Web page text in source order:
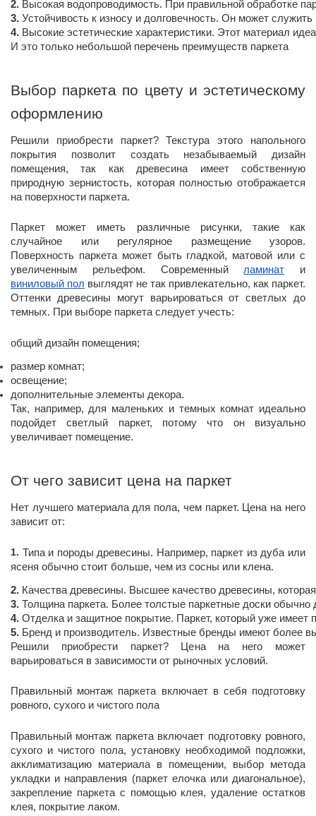
Высокая водопроводимость. При правильной обработке
Устойчивость к износу и долговечность. Он может
Высокие эстетические характеристики. Этот материал
И это только небольшой перечень преимуществ паркета
Выбор паркета по цвету и эстетическому
оформлению
Решили приобрести паркет? Текстура этого напольного
покрытия позволит создать незабываемый дизайн
помещения, так как древесина имеет собственную
природную зернистость, которая полностью отображается
на поверхности паркета.
Паркет может иметь различные рисунки, такие как
случайное или регулярное размещение узоров.
Поверхность паркета может быть гладкой, матовой или с
увеличенным рельефом. Современныйламинат и
виниловый пол выглядят не так привлекательно, как паркет.
Оттенки древесины могут варьироваться от светлых до
темных. При выборе паркета следует учесть:
общий дизайн помещения;
размер комнат;
освещение;
дополнительные элементы декора.
Так, например, для маленьких и темных комнат идеально
подойдет светлый паркет, потому что он визуально
увеличивает помещение.
От чего зависит цена на паркет
Нет лучшего материала для пола, чем паркет. Цена на него
зависит от:
Типа и породы древесины. Например, паркет из дуба или
ясеня обычно стоит больше, чем из сосны или клена.
Качества древесины. Высшее качество древесины,
Толщина паркета. Более толстые паркетные доски
Отделка и защитное покрытие. Паркет, который уже
Бренд и производитель. Известные бренды имеют более
Решили приобрести паркет? Цена на него может
варьироваться в зависимости от рыночных условий.
Правильный монтаж паркета включает в себя подготовку
ровного, сухого и чистого пола
Правильный монтаж паркета включает подготовку ровного,
сухого и чистого пола, установку необходимой подложки,
акклиматизацию материала в помещении, выбор метода
укладки и направления (паркет елочка или диагональное),
закрепление паркета с помощью клея, удаление остатков
клея, покрытие лаком.